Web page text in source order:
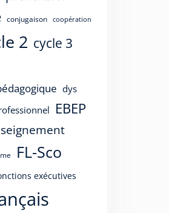
conjugaison coopération
2 cycle 3
dys
EBEP
FL-Sco
exécutives